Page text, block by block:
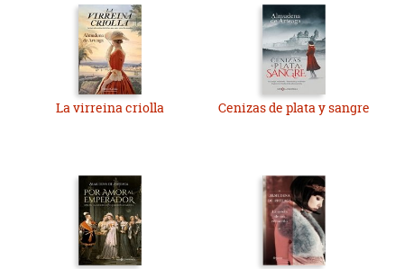
La virreina criolla Cenizas de plata y sangre